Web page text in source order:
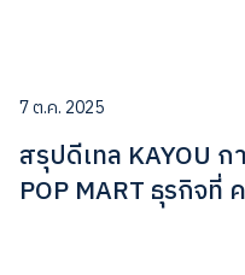
7 ต.ค. 2025
สรุปดีเทล KAYOU
POP MART ธุรกิจที่